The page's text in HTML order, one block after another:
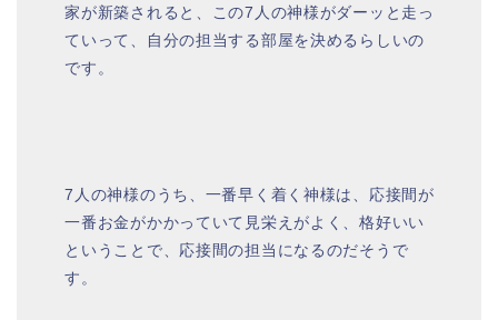
家が新築されると、この7人の神様がダーッと走っ
ていって、自分の担当する部屋を決めるらしいの
です。
7人の神様のうち、一番早く着く神様は、応接間が
一番お金がかかっていて見栄えがよく、格好いい
ということで、応接間の担当になるのだそうで
す。